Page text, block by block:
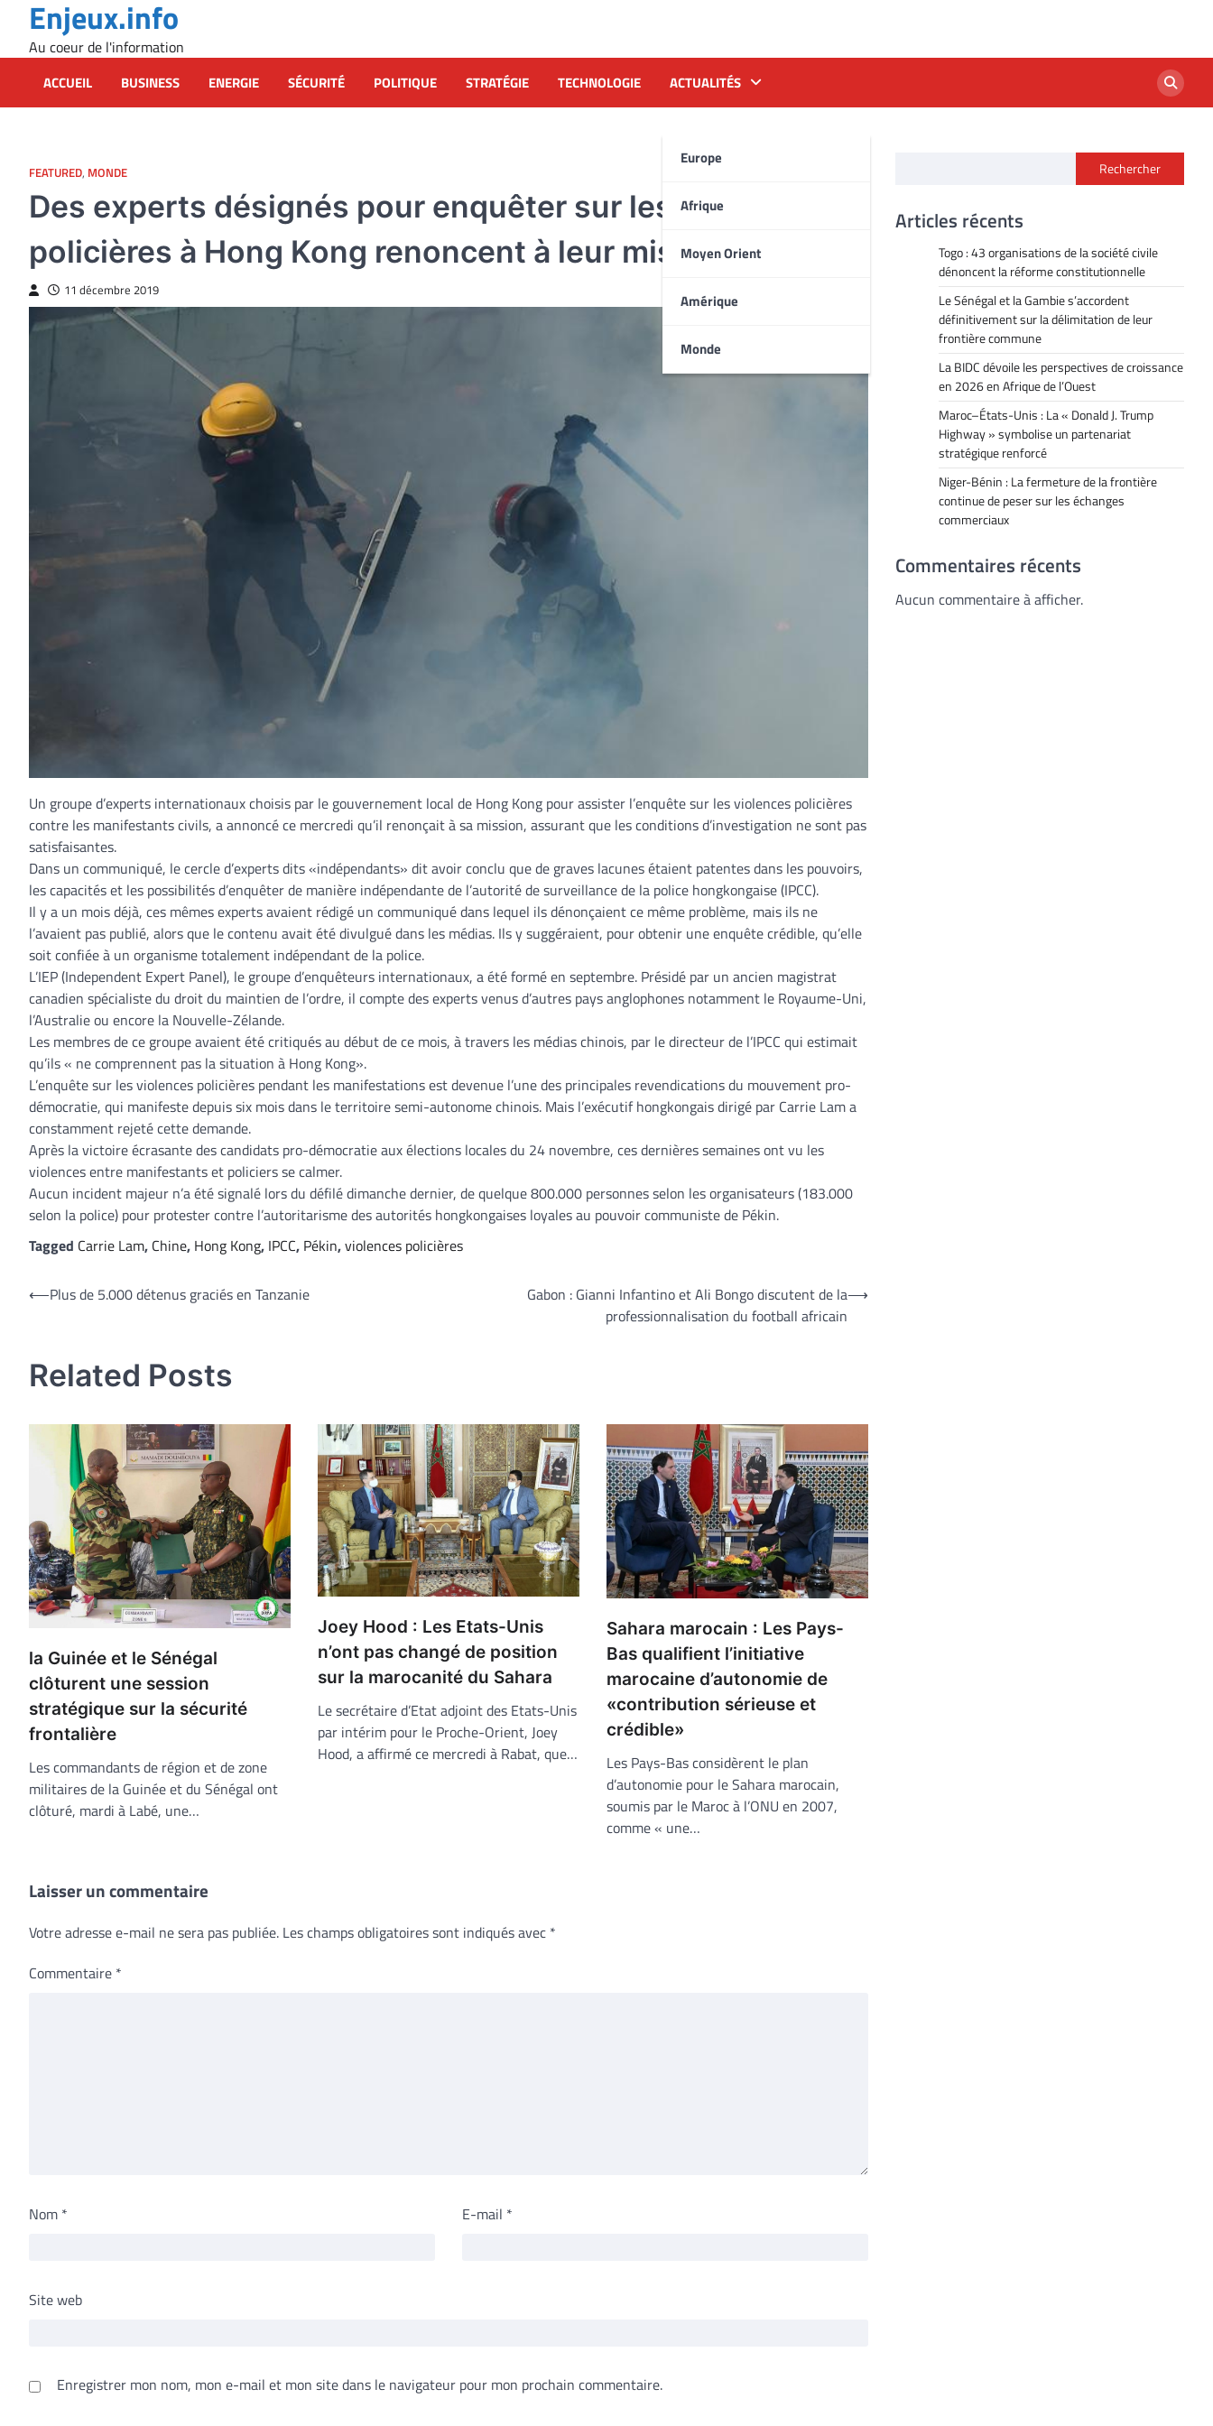
content
Enjeux.info
Au coeur de l'information
ACCUEIL BUSINESS ENERGIE SÉCURITÉ POLITIQUE STRATÉGIE TECHNOLOGIE ACTUALITÉS
Europe
Afrique
Moyen Orient
Amérique
Monde
FEATURED, MONDE
Des experts désignés pour enquêter sur les violences
policières à Hong Kong renoncent à leur mission
11 décembre 2019
Un groupe d’experts internationaux choisis par le gouvernement local de Hong Kong pour assister l’enquête sur les violences policières
contre les manifestants civils, a annoncé ce mercredi qu’il renonçait à sa mission, assurant que les conditions d’investigation ne sont pas
satisfaisantes.
Dans un communiqué, le cercle d’experts dits «indépendants» dit avoir conclu que de graves lacunes étaient patentes dans les pouvoirs,
les capacités et les possibilités d’enquêter de manière indépendante de l’autorité de surveillance de la police hongkongaise (IPCC).
Il y a un mois déjà, ces mêmes experts avaient rédigé un communiqué dans lequel ils dénonçaient ce même problème, mais ils ne
l’avaient pas publié, alors que le contenu avait été divulgué dans les médias. Ils y suggéraient, pour obtenir une enquête crédible, qu’elle
soit confiée à un organisme totalement indépendant de la police.
L’IEP (Independent Expert Panel), le groupe d’enquêteurs internationaux, a été formé en septembre. Présidé par un ancien magistrat
canadien spécialiste du droit du maintien de l’ordre, il compte des experts venus d’autres pays anglophones notamment le Royaume-Uni,
l’Australie ou encore la Nouvelle-Zélande.
Les membres de ce groupe avaient été critiqués au début de ce mois, à travers les médias chinois, par le directeur de l’IPCC qui estimait
qu’ils « ne comprennent pas la situation à Hong Kong».
L’enquête sur les violences policières pendant les manifestations est devenue l’une des principales revendications du mouvement pro-
démocratie, qui manifeste depuis six mois dans le territoire semi-autonome chinois. Mais l’exécutif hongkongais dirigé par Carrie Lam a
constamment rejeté cette demande.
Après la victoire écrasante des candidats pro-démocratie aux élections locales du 24 novembre, ces dernières semaines ont vu les
violences entre manifestants et policiers se calmer.
Aucun incident majeur n’a été signalé lors du défilé dimanche dernier, de quelque 800.000 personnes selon les organisateurs (183.000
selon la police) pour protester contre l’autoritarisme des autorités hongkongaises loyales au pouvoir communiste de Pékin.
Tagged Carrie Lam, Chine, Hong Kong, IPCC, Pékin,violences policières
Navigation
⟵Plus de 5.000 détenus graciés en Tanzanie
Gabon : Gianni Infantino et Ali Bongo discutent de la
professionnalisation du football africain
⟶
Related Posts
la Guinée et le Sénégal
clôturent une session
stratégique sur la sécurité
frontalière
Les commandants de région et de zone
militaires de la Guinée et du Sénégal ont
clôturé, mardi à Labé, une…
Joey Hood : Les Etats-Unis
n’ont pas changé de position
sur la marocanité du Sahara
Le secrétaire d’Etat adjoint des Etats-Unis
par intérim pour le Proche-Orient, Joey
Hood, a affirmé ce mercredi à Rabat, que…
Sahara marocain : Les Pays-
Bas qualifient l’initiative
marocaine d’autonomie de
«contribution sérieuse et
crédible»
Les Pays-Bas considèrent le plan
d’autonomie pour le Sahara marocain,
soumis par le Maroc à l’ONU en 2007,
comme « une…
Laisser un commentaire
Votre adresse e-mail ne sera pas publiée. Les champs obligatoires sont indiqués avec *
Commentaire *
Nom * E-mail *
Site web
Enregistrer mon nom, mon e-mail et mon site dans le navigateur pour mon prochain commentaire.
Rechercher
Articles récents
Togo : 43 organisations de la société civile
dénoncent la réforme constitutionnelle
Le Sénégal et la Gambie s’accordent
définitivement sur la délimitation de leur
frontière commune
La BIDC dévoile les perspectives de croissance
en 2026 en Afrique de l’Ouest
Maroc–États-Unis : La « Donald J. Trump
Highway » symbolise un partenariat
stratégique renforcé
Niger-Bénin : La fermeture de la frontière
continue de peser sur les échanges
commerciaux
Commentaires récents
Aucun commentaire à afficher.